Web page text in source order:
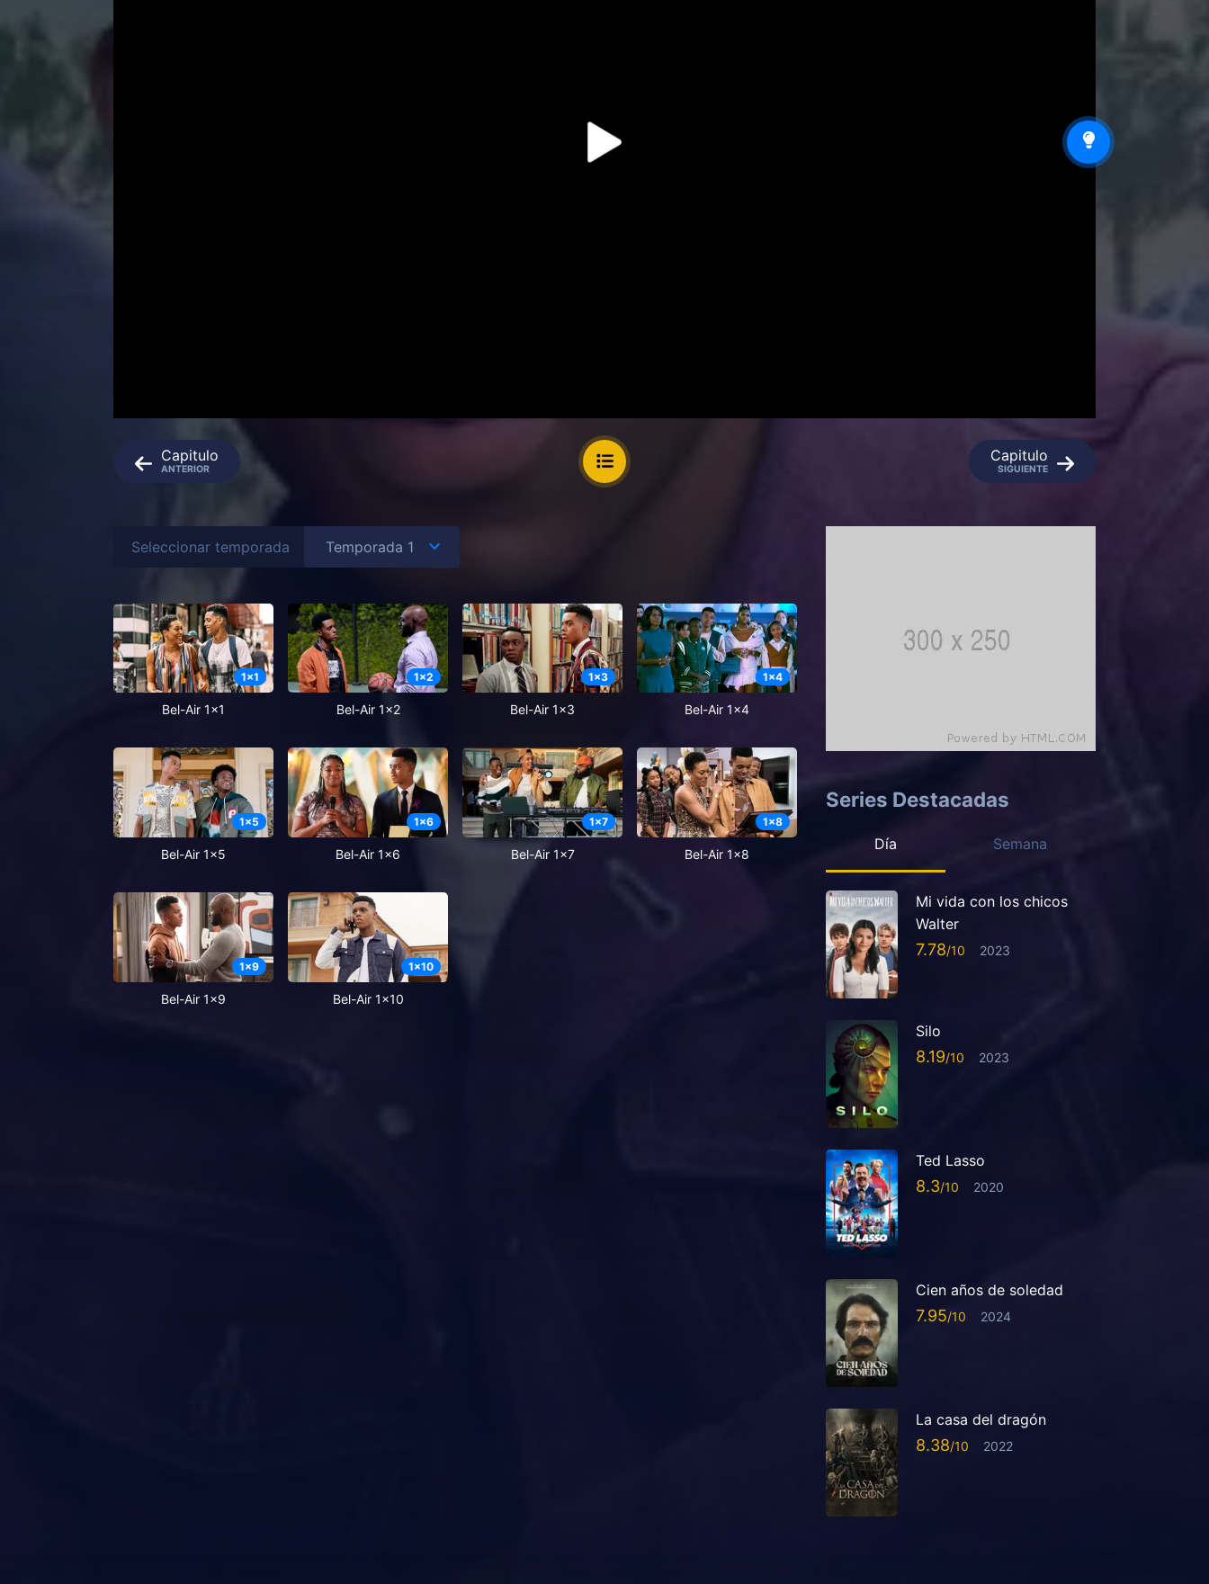
Capitulo
ANTERIOR
Capitulo
SIGUIENTE
Seleccionar temporada
1x1
Bel-Air 1x1
1x2
Bel-Air 1x2
1x3
Bel-Air 1x3
1x4
Bel-Air 1x4
1x5
Bel-Air 1x5
1x6
Bel-Air 1x6
1x7
Bel-Air 1x7
1x8
Bel-Air 1x8
1x9
Bel-Air 1x9
1x10
Bel-Air 1x10
Series Destacadas
Día Semana
Mi vida con los chicos
Walter
7.78 2023
Silo
8.19 2023
Ted Lasso
8.3 2020
Cien años de soledad
7.95 2024
La casa del dragón
8.38 2022